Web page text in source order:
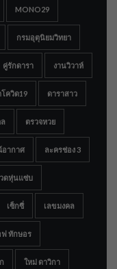
MONO29
กรมอุตุนิยมวิทยา
คู่รักดารา งานวิวาห์
ควิด19 ดาราสาว
ตรวจหวย
ากาศ ละครช่อง 3
ดหุ่นแซ่บ
เซ็กซี่ เลขมงคล
ฟ ทักษอร
ใหม่ ดาวิกา